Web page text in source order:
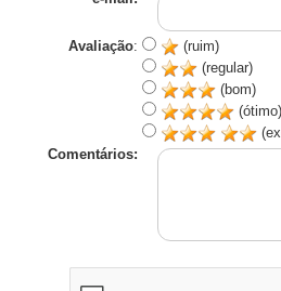
Avaliação:
(ruim)
(regular)
(bom)
(ótimo)
Comentários: